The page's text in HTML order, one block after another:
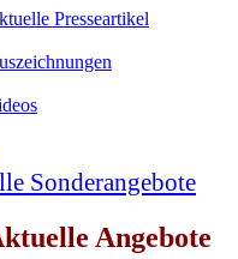
Presseartikel
Sonderangebote
Angebote